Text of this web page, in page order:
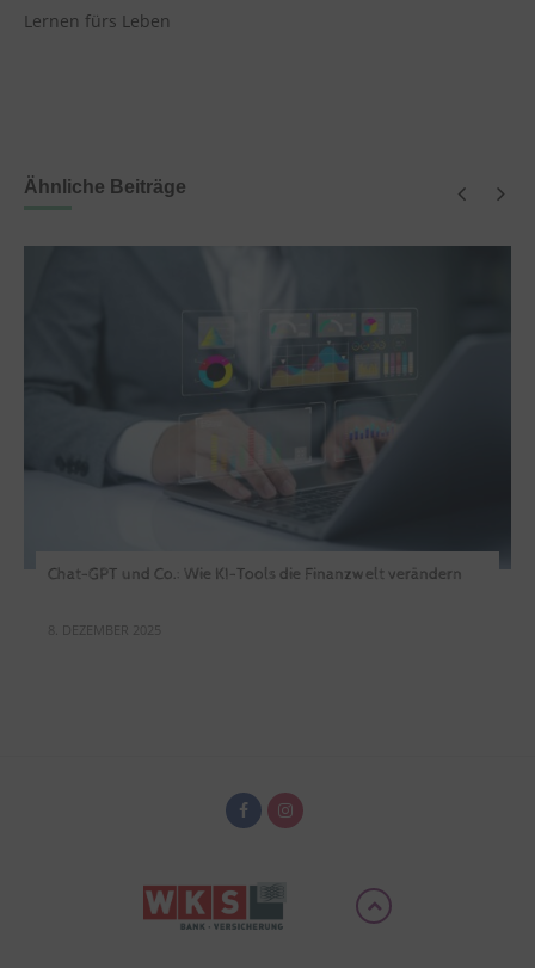
Lernen fürs Leben
Ähnliche Beiträge
Chat-GPT und Co.: Wie KI-Tools die Finanzwelt verändern
8. DEZEMBER 2025